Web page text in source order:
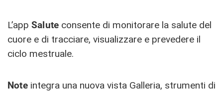
L’app Salute consente di monitorare la salute del
cuore e di tracciare, visualizzare e prevedere il
ciclo mestruale.
Note integra una nuova vista Galleria, strumenti di